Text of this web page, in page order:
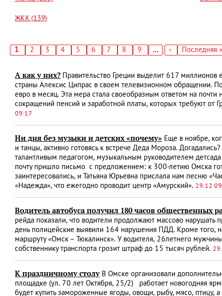
ЖКХ (139)
Текущая
1 Страница
2 Страница
3 Страница
4 Страница
5 Страница
6 Страница
7 Страница
8 Страница
9 …
Следующая
›
Последняя
Последняя »
А как у них? Правительство Греции выделит 617
страны Алексис Ципрас в своем телевизионном обращении.
евро в месяц. Эта мера стала своеобразным ответом на
сокращений пенсий и заработной платы, которых требуют
09:17
Ни дня без музыки и детских «почему» Еще в ноябре,
и танцы, активно готовясь к встрече Деда Мороза.
талантливым педагогом, музыкальным руководителем
почту пришло письмо с предложением: к 300-летию Омска
заинтересовались, и Татьяна Юрьевна прислала нам песню
«Надежда», что ежегодно проводит центр «Амурский». 29.12
Водитель автобуса получил 180 часов общественных
рейда показали, что водители продолжают массово нарушать
день полицейские выявили 164 нарушения ПДД. Кроме того,
маршруту «Омск – Тюкалинск». У водителя, 26­летнего
собственнику транспорта грозит штраф до 15 тысяч рублей.
К праздничному столуВ Омске организовали
площадке (ул. 70 лет Октября, 25/2) работает новогодняя
будет купить замороженные ягоды, овощи, рыбу, мясо, птицу,